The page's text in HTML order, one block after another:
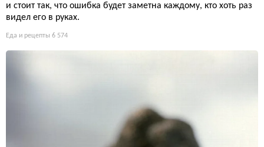
и стоит так, что ошибка будет заметна каждому, кто хоть раз
видел его в руках.
Еда и рецепты 6 574